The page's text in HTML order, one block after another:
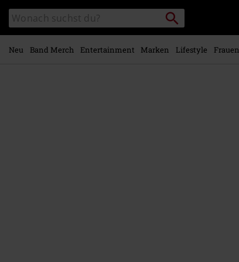
Hauptinhalt
springen
Katalog
durchsuchen
Packstation
suchen
Neu Band Merch Entertainment Marken Lifestyle Frauen